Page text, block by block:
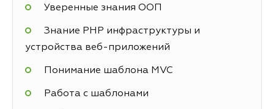
Уверенные знания ООП
Знание PHP инфраструктуры и
устройства веб-приложений
Понимание шаблона MVC
Работа с шаблонами